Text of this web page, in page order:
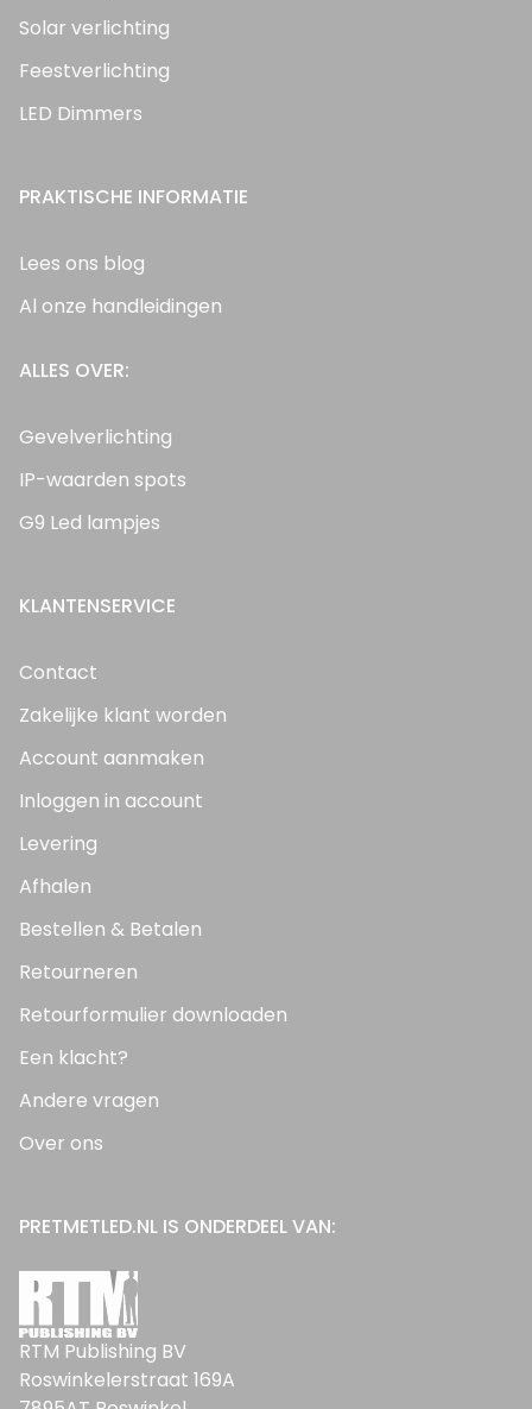
Solar verlichting
Feestverlichting
LED Dimmers
PRAKTISCHE INFORMATIE
Lees ons blog
Al onze handleidingen
ALLES OVER:
Gevelverlichting
IP-waarden spots
G9 Led lampjes
KLANTENSERVICE
Contact
Zakelijke klant worden
Account aanmaken
Inloggen in account
Levering
Afhalen
Bestellen & Betalen
Retourneren
Retourformulier downloaden
Een klacht?
Andere vragen
Over ons
PRETMETLED.NL IS ONDERDEEL VAN:
RTM Publishing BV
Roswinkelerstraat 169A